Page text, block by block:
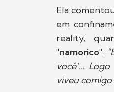
Ela
em
reality,
"namorico":
você'...
viveu comigo